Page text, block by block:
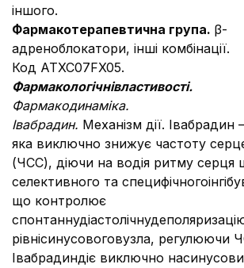
іншого.
Фармакотерапевтична група. β-
адреноблокатори, інші комбінації.
Код ATXC07FX05.
Фармакологiчнiвластивості.
Фармакодинаміка.
Івабрадин. Механізм дії. Івабрадин
яка виключно знижує частоту
(ЧСС), діючи на водія ритму серця
селективного та
що контролює
рівнісинусовоговузла, регулюючи
Івабрадиндіє виключно